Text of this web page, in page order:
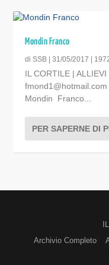
Mondin Franco
diSSB |31/05/2017 |
IL CORTILE |
Mondin Franco...
PER SAPERNE DI
Archivio Completo